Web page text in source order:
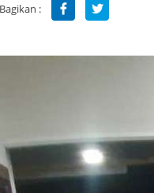
Bagikan :